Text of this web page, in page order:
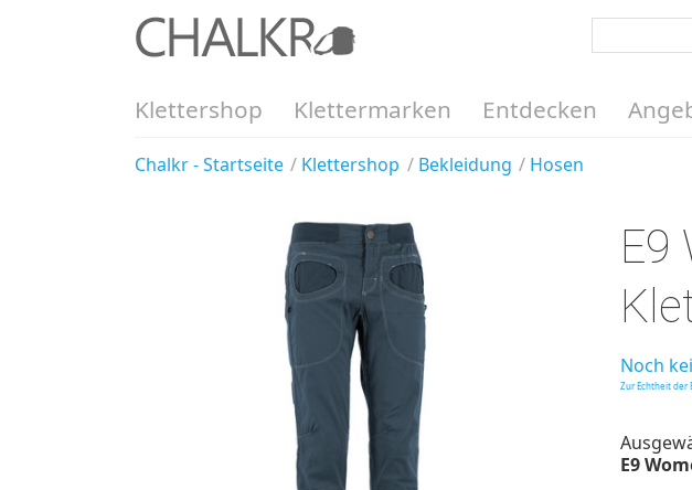
Klettershop Klettermarken Entdecken
Chalkr - Startseite Klettershop Bekleidung Hosen
E9
Noch
Zur Echtheit der
E9